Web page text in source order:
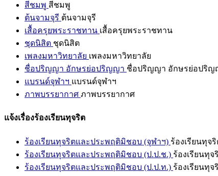
สีชมพู สีชมพู
ต้นจามจุรี ต้นจามจุรี
เสื้อครุยพระราชทาน เสื้อครุยพระราชทาน
ชุดนิสิต ชุดนิสิต
เพลงมหาวิทยาลัย เพลงมหาวิทยาลัย
ชื่อปริญญา อักษรย่อปริญญา ชื่อปริญญา อักษรย่อปริญ
แบรนด์จุฬาฯ แบรนด์จุฬาฯ
ภาพบรรยากาศ ภาพบรรยากาศ
แจ้งเรื่องร้องเรียนทุจริต
ร้องเรียนทุจริตและประพฤติมิชอบ (จุฬาฯ) ร้องเรียนทุจ
ร้องเรียนทุจริตและประพฤติมิชอบ (ป.ป.ช.) ร้องเรียนทุ
ร้องเรียนทุจริตและประพฤติมิชอบ (ป.ป.ท.) ร้องเรียนทุ